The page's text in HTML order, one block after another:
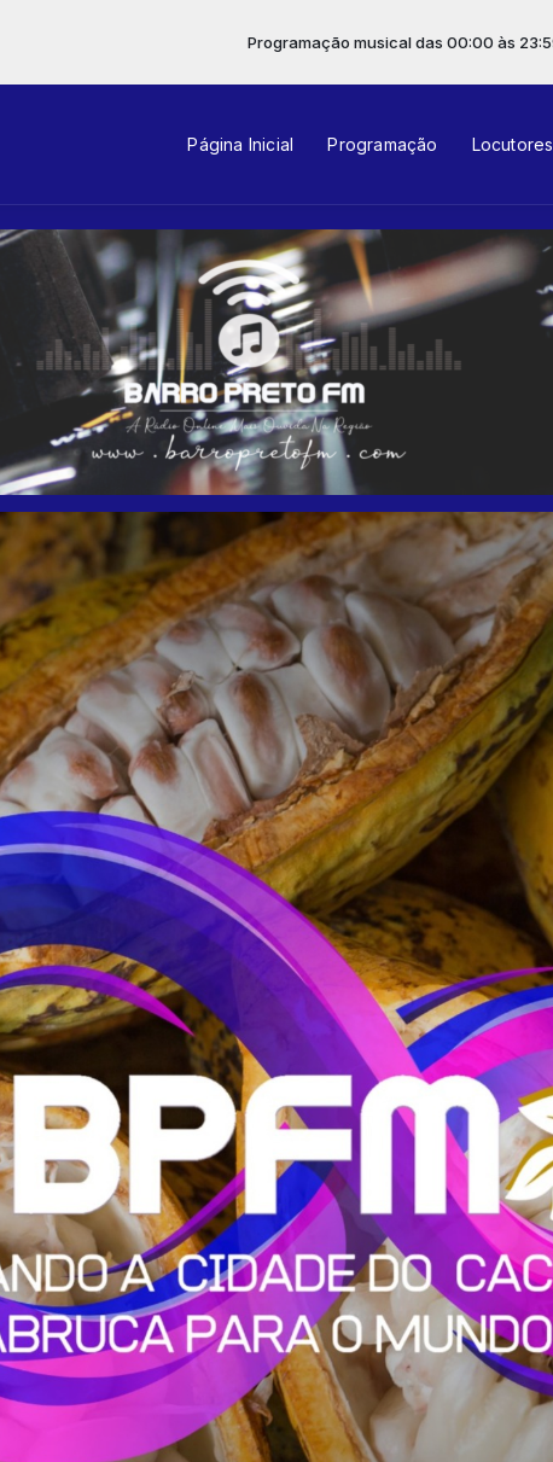
Programação musical das 00:00 às 23:59
Página Inicial Programação Locutores